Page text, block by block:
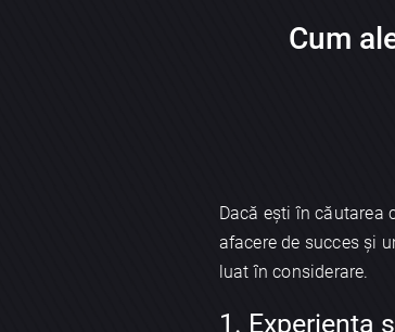
Cum
Dacă ești în căutarea
afacere de succes și
luat în considerare.
1. Experiența